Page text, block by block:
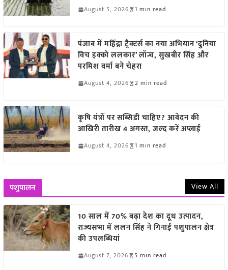
August 5, 2026 1 min read
पंजाब में महिंद्रा ट्रैक्टर्स का नया अभियान ‘दुनिया
विच इक्को ललकार’ लॉन्च, सुखबीर सिंह और
परमिश वर्मा बने चेहरा
August 4, 2026 2 min read
कृषि यंत्रों पर सब्सिडी चाहिए? आवेदन की
आखिरी तारीख 4 अगस्त, जल्द करें अप्लाई
August 4, 2026 1 min read
पशुपालन View All
10 साल में 70% बढ़ा देश का दूध उत्पादन,
राज्यसभा में ललन सिंह ने गिनाईं पशुपालन क्षेत्र
की उपलब्धियां
August 7, 2026 5 min read